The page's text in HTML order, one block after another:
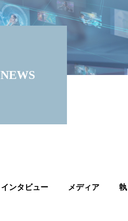
NEWS
インタビュー メディア